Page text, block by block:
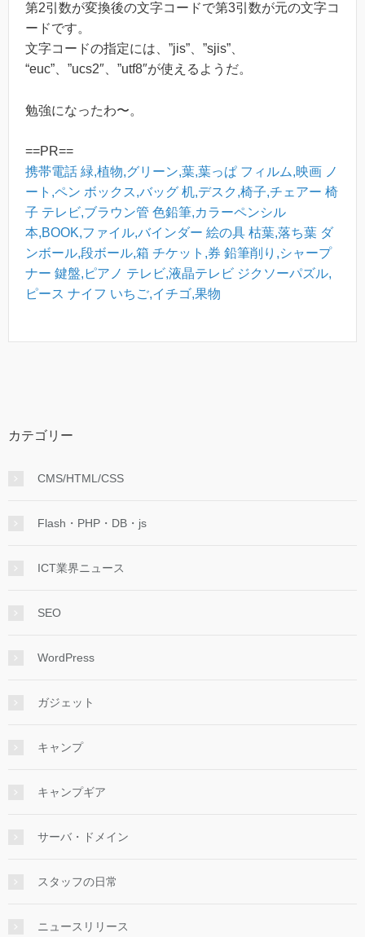
第2引数が変換後の文字コードで第3引数が元の文字コ
ードです。
文字コードの指定には、”jis”、”sjis”、
“euc”、”ucs2″、”utf8″が使えるようだ。
勉強になったわ〜。
==PR==
携帯電話 緑,植物,グリーン,葉,葉っぱ フィルム,映画 ノ
ート,ペン ボックス,バッグ 机,デスク,椅子,チェアー 椅
子 テレビ,ブラウン管 色鉛筆,カラーペンシル
本,BOOK,ファイル,バインダー 絵の具 枯葉,落ち葉 ダ
ンボール,段ボール,箱 チケット,券 鉛筆削り,シャープ
ナー 鍵盤,ピアノ テレビ,液晶テレビ ジクソーパズル,
ピース ナイフ いちご,イチゴ,果物
カテゴリー
CMS/HTML/CSS
Flash・PHP・DB・js
ICT業界ニュース
SEO
WordPress
ガジェット
キャンプ
キャンプギア
サーバ・ドメイン
スタッフの日常
ニュースリリース